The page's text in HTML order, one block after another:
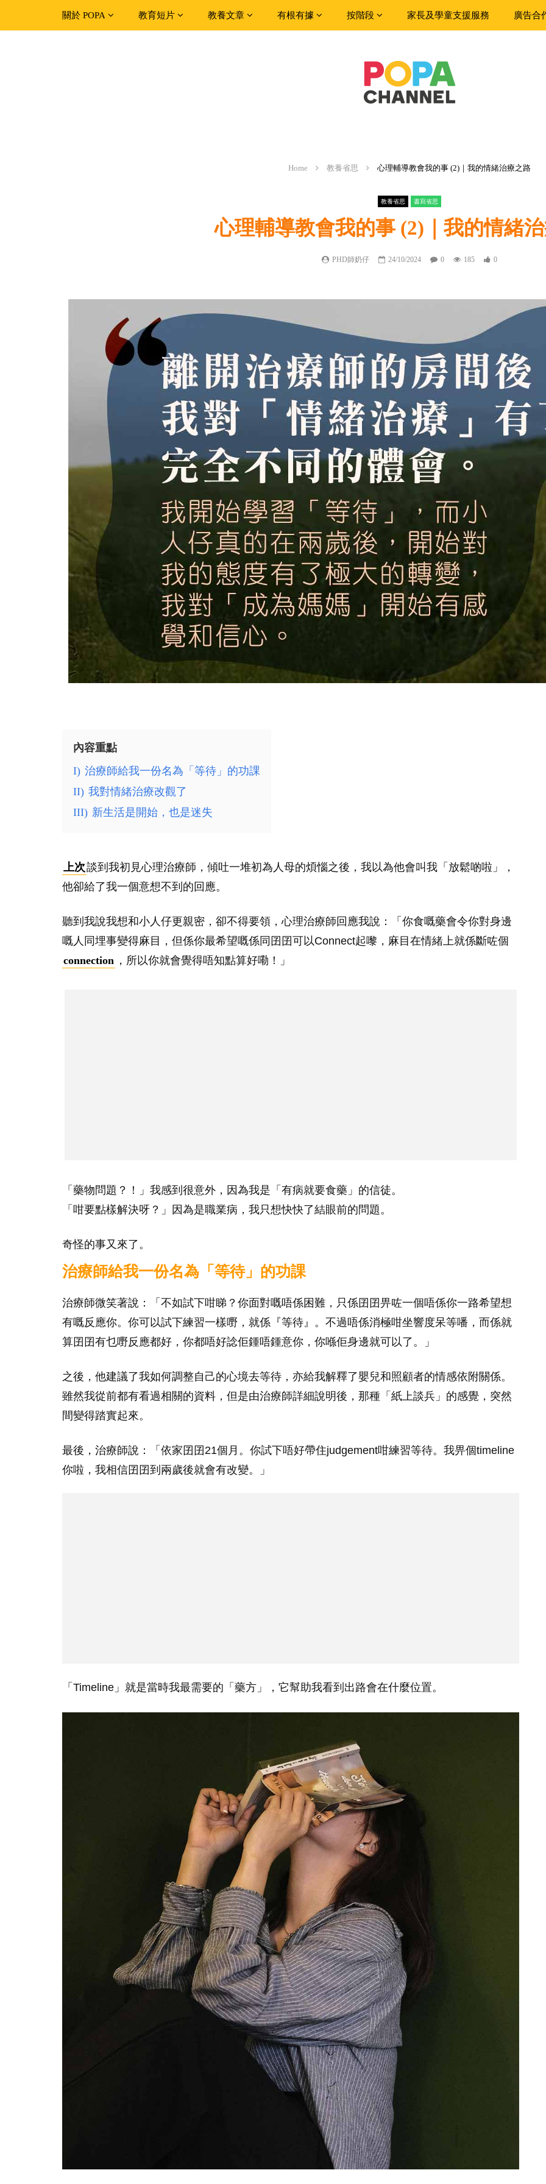
關於 POPA 教育短片 教養文章 有根有據 按階段 家長及學童支援服務 廣告合
Home 教養省思 心理輔導教會我的事 (2)｜我的情緒治療之路
教養省思 書寫省思
心理輔導教會我的事 (2)｜我的情緒
PHD師奶仔 24/10/2024 0 185 0
內容重點
I) 治療師給我一份名為「等待」的功課
II) 我對情緒治療改觀了
III) 新生活是開始，也是迷失
上次談到我初見心理治療師，傾吐一堆初為人母的煩惱之後，我以為他會叫我「放鬆啲啦」，
他卻給了我一個意想不到的回應。
聽到我說我想和小人仔更親密，卻不得要領，心理治療師回應我說：「你食嘅藥會令你對身邊
嘅人同埋事變得麻目，但係你最希望嘅係同囝囝可以Connect起嚟，麻目在情緒上就係斷咗個
connection ，所以你就會覺得唔知點算好嘞！」
「藥物問題？！」我感到很意外，因為我是「有病就要食藥」的信徒。
「咁要點樣解決呀？」因為是職業病，我只想快快了結眼前的問題。
奇怪的事又來了。
治療師給我一份名為「等待」的功課
治療師微笑著說：「不如試下咁睇？你面對嘅唔係困難，只係囝囝畀咗一個唔係你一路希望想
有嘅反應你。你可以試下練習一樣嘢，就係『等待』。不過唔係消極咁坐響度呆等噃，而係就
算囝囝有乜嘢反應都好，你都唔好諗佢鍾唔鍾意你，你喺佢身邊就可以了。」
之後，他建議了我如何調整自己的心境去等待，亦給我解釋了嬰兒和照顧者的情感依附關係。
雖然我從前都有看過相關的資料，但是由治療師詳細說明後，那種「紙上談兵」的感覺，突然
間變得踏實起來。
最後，治療師說：「依家囝囝21個月。你試下唔好帶住judgement咁練習等待。我畀個timeline
你啦，我相信囝囝到兩歲後就會有改變。」
「Timeline」就是當時我最需要的「藥方」，它幫助我看到出路會在什麼位置。